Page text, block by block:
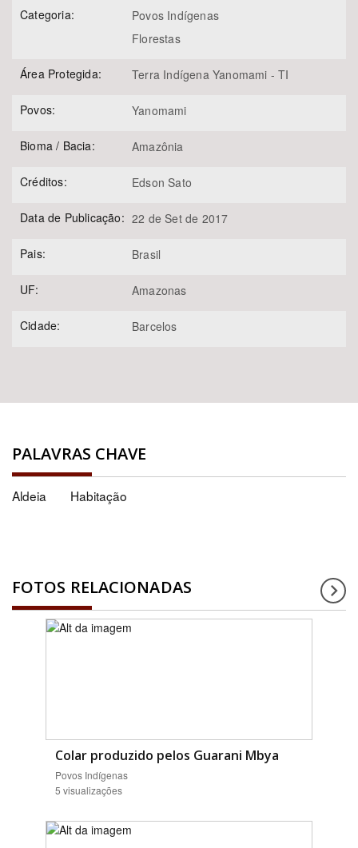
Categoria:
Povos Indígenas
Florestas
Área Protegida: Terra Indígena Yanomami - TI
Povos: Yanomami
Bioma / Bacia: Amazônia
Créditos: Edson Sato
Data de Publicação: 22 de Set de 2017
Pais: Brasil
UF: Amazonas
Cidade: Barcelos
PALAVRAS CHAVE
Aldeia Habitação
FOTOS RELACIONADAS
Colar produzido pelos Guarani Mbya
Povos Indígenas
5 visualizações